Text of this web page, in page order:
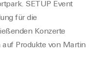
SETUP Event
für die
Konzerte
auf Produkte von Martin